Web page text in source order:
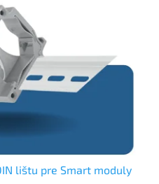
lištu pre Smart moduly